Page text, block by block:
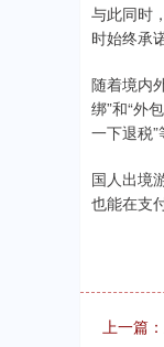
与此同时
时始终承
随着境内
绑”和“外
一下退税”
国人出境
也能在支
上一篇：